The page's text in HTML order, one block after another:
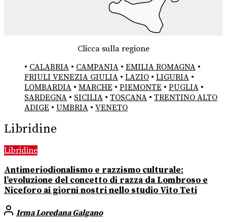
Clicca sulla regione
• CALABRIA • CAMPANIA • EMILIA ROMAGNA •
FRIULI VENEZIA GIULIA • LAZIO • LIGURIA •
LOMBARDIA • MARCHE • PIEMONTE • PUGLIA •
SARDEGNA • SICILIA • TOSCANA • TRENTINO ALTO
ADIGE • UMBRIA • VENETO
Libridine
Libridine
Antimeriodionalismo e razzismo culturale:
l’evoluzione del concetto di razza da Lombroso e
Niceforo ai giorni nostri nello studio Vito Teti
Irma Loredana Galgano